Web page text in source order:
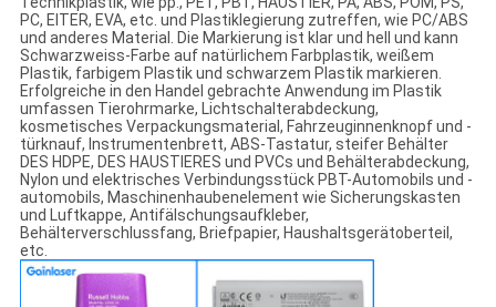
PC, EITER, EVA, etc. und Plastiklegierung zutreffen, wie PC/ABS
und anderes Material. Die Markierung ist klar und hell und kann
Schwarzweiss-Farbe auf natürlichem Farbplastik, weißem
Plastik, farbigem Plastik und schwarzem Plastik markieren.
Erfolgreiche in den Handel gebrachte Anwendung im Plastik
umfassen Tierohrmarke, Lichtschalterabdeckung,
kosmetisches Verpackungsmaterial, Fahrzeuginnenknopf und -
türknauf, Instrumentenbrett, ABS-Tastatur, steifer Behälter
DES HDPE, DES HAUSTIERES und PVCs und Behälterabdeckung,
Nylon und elektrisches Verbindungsstück PBT-Automobils und -
automobils, Maschinenhaubenelement wie Sicherungskasten
und Luftkappe, Antifälschungsaufkleber,
Behälterverschlussfang, Briefpapier, Haushaltsgerätoberteil,
etc.